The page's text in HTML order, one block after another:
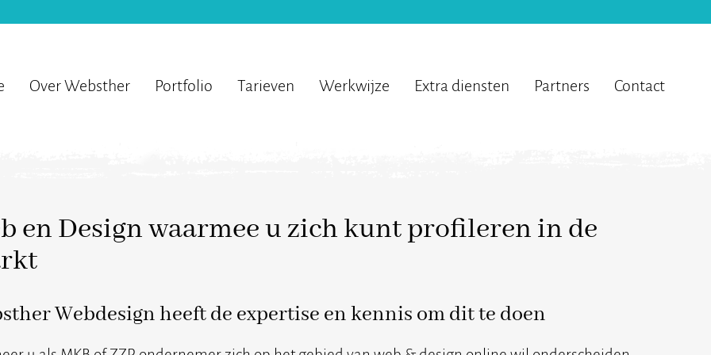
Over Websther Portfolio Tarieven Werkwijze Extra diensten Partners Contact
en Design waarmee u zich kunt profileren in de
Webdesign heeft de expertise en kennis om dit te doen